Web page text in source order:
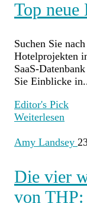
Top neue
Suchen Sie
Hotelprojekten
SaaS-
Sie Einblicke
Editor's Pick
Weiterlesen
Amy Landsey
Die vier
von THP: